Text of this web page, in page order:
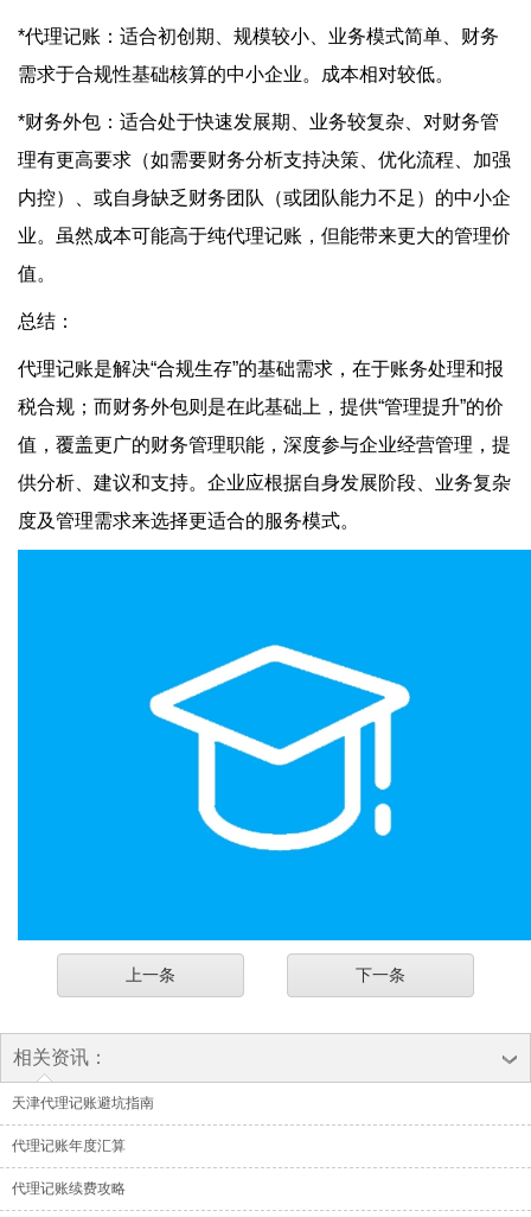
*代理记账：适合初创期、规模较小、业务模式简单、财务
需求于合规性基础核算的中小企业。成本相对较低。
*财务外包：适合处于快速发展期、业务较复杂、对财务管
理有更高要求（如需要财务分析支持决策、优化流程、加强
内控）、或自身缺乏财务团队（或团队能力不足）的中小企
业。虽然成本可能高于纯代理记账，但能带来更大的管理价
值。
总结：
代理记账是解决“合规生存”的基础需求，在于账务处理和报
税合规；而财务外包则是在此基础上，提供“管理提升”的价
值，覆盖更广的财务管理职能，深度参与企业经营管理，提
供分析、建议和支持。企业应根据自身发展阶段、业务复杂
度及管理需求来选择更适合的服务模式。
上一条 下一条
相关资讯：
天津代理记账避坑指南
代理记账年度汇算
代理记账续费攻略